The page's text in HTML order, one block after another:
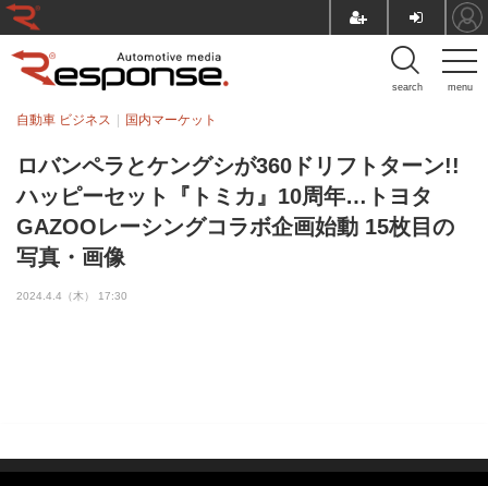
menu
search
ロバンペラとケングシが360ドリフトターン!!
ハッピーセット『トミカ』10周年…トヨタ
GAZOOレーシングコラボ企画始動 15枚目の
写真・画像
自動車 ビジネス 国内マーケット
2024.4.4（木） 17:30